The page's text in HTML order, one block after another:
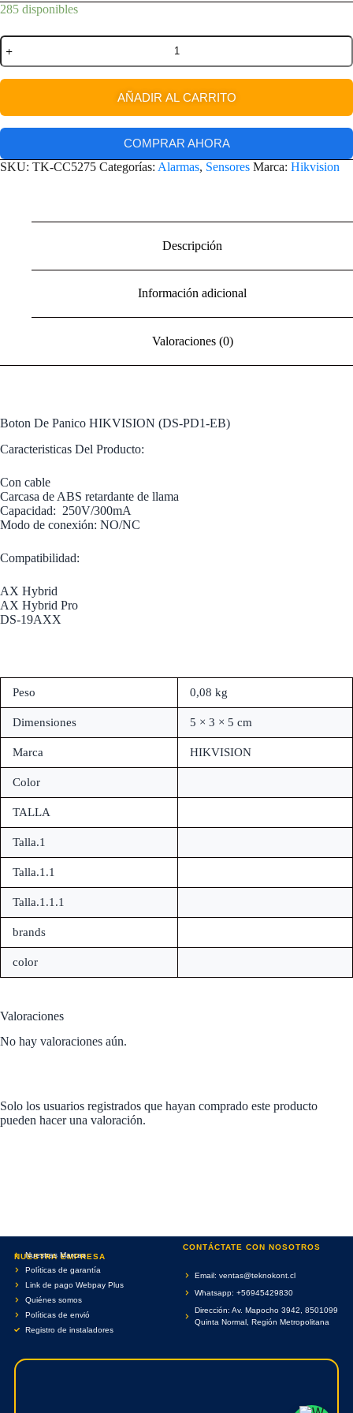
285 disponibles
AÑADIR AL CARRITO
COMPRAR AHORA
SKU: TK-CC5275 Categorías: Alarmas, Sensores Marca: Hikvision
Descripción
Información adicional
Valoraciones (0)
Boton De Panico HIKVISION (DS-PD1-EB)
Caracteristicas Del Producto:
Con cable
Carcasa de ABS retardante de llama
Capacidad: 250V/300mA
Modo de conexión: NO/NC
Compatibilidad:
AX Hybrid
AX Hybrid Pro
DS-19AXX
Peso 0,08 kg
Dimensiones 5 × 3 × 5 cm
Marca HIKVISION
Color
TALLA
Talla.1
Talla.1.1
Talla.1.1.1
brands
color
Valoraciones
No hay valoraciones aún.
Solo los usuarios registrados que hayan comprado este producto
pueden hacer una valoración.
NUESTRA EMPRESA
Nuestras Marcas
Políticas de garantía
Link de pago Webpay Plus
Quiénes somos
Políticas de envió
Registro de instaladores
CONTÁCTATE CON NOSOTROS
Email: ventas@teknokont.cl
Whatsapp: +56945429830
Dirección: Av. Mapocho 3942, 8501099
Quinta Normal, Región Metropolitana